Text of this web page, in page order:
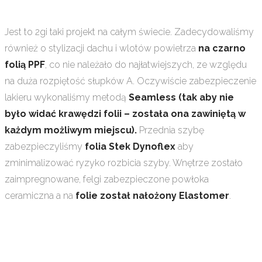
Jest to 2gi taki projekt na całym świecie. Zadecydowaliśmy
również o stylizacji dachu i wlotów powietrza na czarno
folią PPF, co nie należało do najłatwiejszych, ze względu
na duża rozpiętość słupków A. Oczywiście zabezpieczenie
lakieru wykonaliśmy metodą Seamless (tak aby nie
było widać krawędzi folii – została ona zawiniętą w
każdym możliwym miejscu). Przednia szybę
zabezpieczyliśmy folia Stek Dynoflex aby
zminimalizować ryzyko rozbicia szyby. Wnętrze zostało
zaimpregnowane, felgi zabezpieczone powłoka
ceramiczna a na folie został nałożony Elastomer.